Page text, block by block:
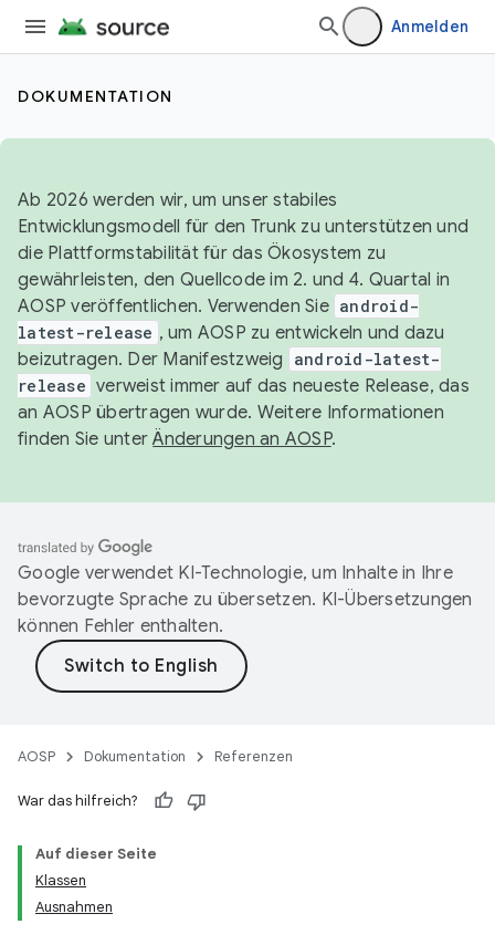
Anmelden
DOKUMENTATION
Ab 2026 werden wir, um unser stabiles
Entwicklungsmodell für den Trunk zu unterstützen und
die Plattformstabilität für das Ökosystem zu
gewährleisten, den Quellcode im 2. und 4. Quartal in
AOSP veröffentlichen. Verwenden Sie android-
latest-release , um AOSP zu entwickeln und dazu
beizutragen. Der Manifestzweig
android-latest-
release verweist immer auf das neueste Release, das
an AOSP übertragen wurde. Weitere Informationen
finden Sie unterÄnderungen an AOSP.
Google verwendet KI-Technologie, um Inhalte in Ihre
bevorzugte Sprache zu übersetzen. KI-Übersetzungen
können Fehler enthalten.
AOSP Dokumentation Referenzen
War das hilfreich?
Auf dieser Seite
Klassen
Ausnahmen